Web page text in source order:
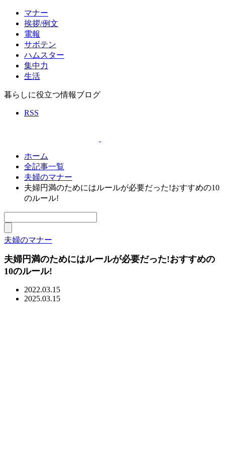
マナー
挨拶/例文
電報
サボテン
ハムスター
集中力
生活
暮らしに役立つ情報ブログ
RSS
ホーム
全記事一覧
夫婦のマナー
夫婦円満のためにはルールが必要だった!おすすめの10
のルール!
夫婦のマナー
夫婦円満のためにはルールが必要だった!おすすめの
10のルール!
2022.03.15
2025.03.15